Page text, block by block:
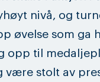
nivå, og
øvelse som ga
opp til
være stolt av